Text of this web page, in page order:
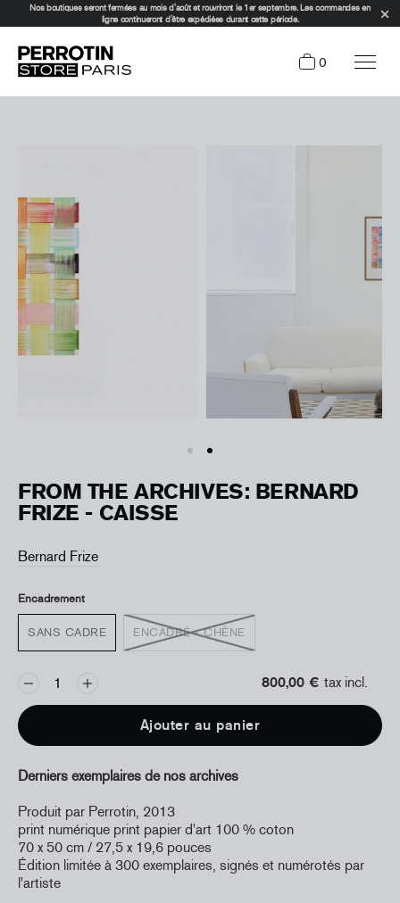
Nos boutiques seront fermées au mois d'août et rouvriront le 1er septembre. Les commandes en
ligne continueront d'être expédiées durant cette période.
0
FROM THE ARCHIVES: BERNARD
FRIZE - CAISSE
Bernard Frize
Encadrement
SANS CADRE ENCADRÉ - CHÊNE
800,00 € tax incl.
Ajouter au panier
Derniers exemplaires de nos archives
Produit par Perrotin, 2013
print numérique print papier d'art 100 % coton
70 x 50 cm / 27,5 x 19,6 pouces
Édition limitée à 300 exemplaires, signés et numérotés par
l'artiste